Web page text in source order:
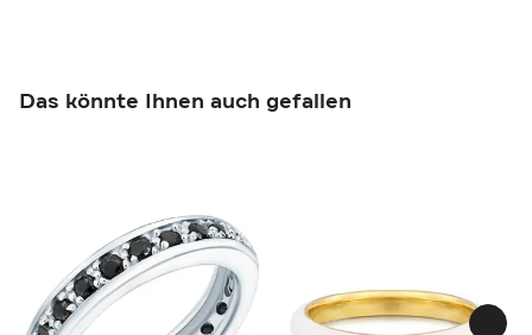
Das könnte Ihnen auch gefallen